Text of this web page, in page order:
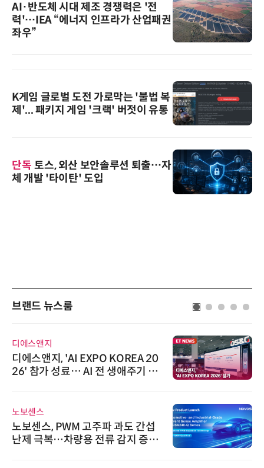
AI·반도체 시대 제조 경쟁력은 '전
력'…IEA “에너지 인프라가 산업패권
좌우”
K게임 글로벌 도전 가로막는 '불법 복
제'... 패키지 게임 '크랙' 버젓이 유통
단독 토스, 외산 보안솔루션 퇴출…자
체 개발 '타이탄' 도입
브랜드 뉴스룸
디에스앤지
디에스앤지, 'AI EXPO KOREA 20
26' 참가 성료… AI 전 생애주기 아
노보센스
노보센스, PWM 고주파 과도 간섭
난제 극복…차량용 전류 감지 증폭